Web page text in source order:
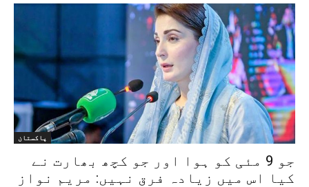
پاکستان
جو 9 مئی کو ہوا اور جو کچھ بھارت نے
کیا اس میں زیادہ فرق نہیں: مریم نواز